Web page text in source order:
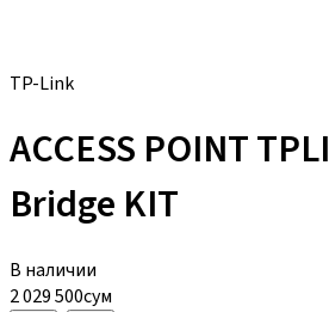
TP-Link
ACCESS POINT
Bridge KIT
В наличии
2 029 500сум